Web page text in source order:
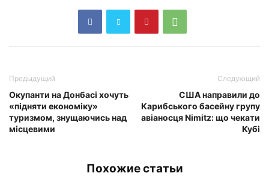
Предыдущий
Окупанти на Донбасі хочуть
«підняти економіку»
туризмом, знущаючись над
місцевими
Следующий
США направили до
Карибського басейну групу
авіаносця Nimitz: що чекати
Кубі
Похожие статьи